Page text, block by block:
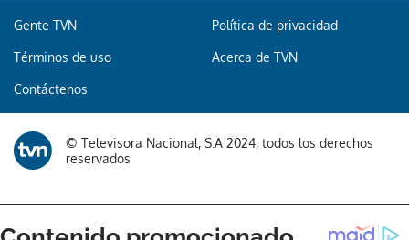
Gente TVN Política de privacidad
Términos de uso Acerca de TVN
Contáctenos
© Televisora Nacional, S.A 2024, todos los derechos
reservados